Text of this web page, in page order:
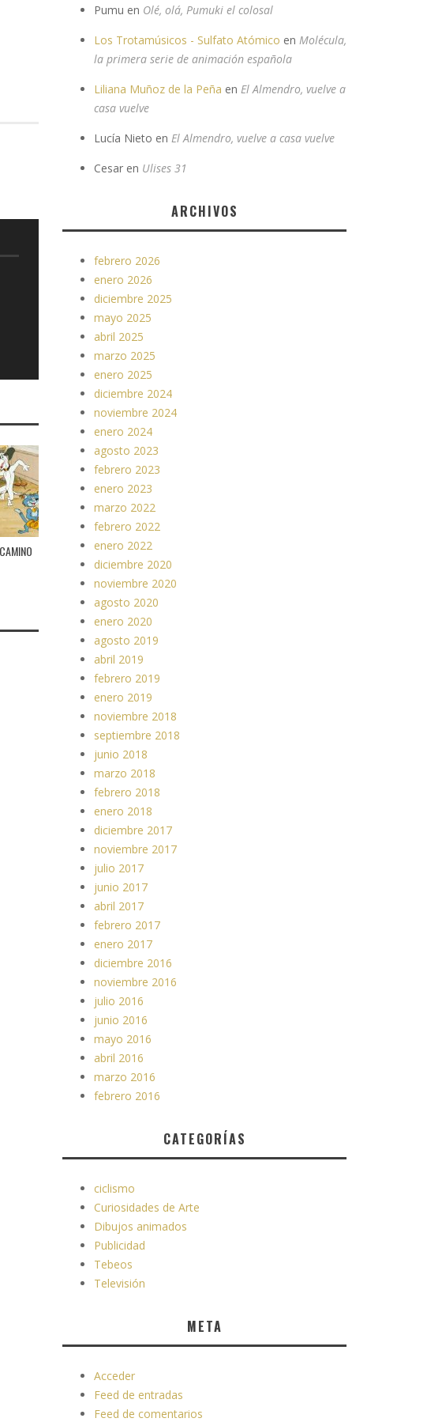
Pumu en Olé, olá, Pumuki el colosal
Los Trotamúsicos - Sulfato Atómico en Molécula,
la primera serie de animación española
Liliana Muñoz de la Peña en El Almendro, vuelve a
casa vuelve
Lucía Nieto en El Almendro, vuelve a casa vuelve
Cesar en Ulises 31
ARCHIVOS
febrero 2026
enero 2026
diciembre 2025
mayo 2025
abril 2025
marzo 2025
enero 2025
diciembre 2024
noviembre 2024
enero 2024
agosto 2023
febrero 2023
enero 2023
marzo 2022
febrero 2022
enero 2022
diciembre 2020
noviembre 2020
agosto 2020
enero 2020
agosto 2019
abril 2019
febrero 2019
enero 2019
noviembre 2018
septiembre 2018
junio 2018
marzo 2018
febrero 2018
enero 2018
diciembre 2017
noviembre 2017
julio 2017
junio 2017
abril 2017
febrero 2017
enero 2017
diciembre 2016
noviembre 2016
julio 2016
junio 2016
mayo 2016
abril 2016
marzo 2016
febrero 2016
CATEGORÍAS
ciclismo
Curiosidades de Arte
Dibujos animados
Publicidad
Tebeos
Televisión
META
Acceder
Feed de entradas
Feed de comentarios